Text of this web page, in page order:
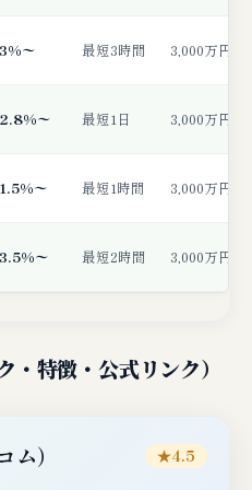
3%〜 最短3時間 3,000万円
2.8%〜 最短1日 3,000万円
1.5%〜 最短1時間 3,000万円
3.5%〜 最短2時間 3,000万円
・特徴・公式リンク）
） ★4.5